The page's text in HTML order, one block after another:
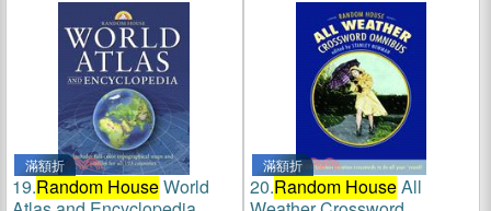
滿額折
19.Random HouseWorld
滿額折
20.Random HouseAll